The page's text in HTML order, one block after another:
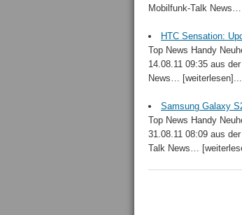
Mobilfunk-Talk
HTC Sensation:
Top News Handy
14.08.11 09:35 aus
News… [weiterlesen]...
Samsung Galaxy
Top News Handy
31.08.11 08:09 aus
Talk News…